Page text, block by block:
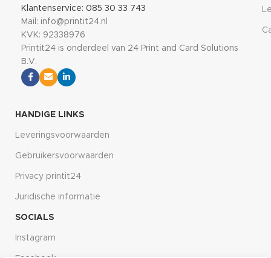
Klantenservice: 085 30 33 743
Mail: info@printit24.nl
KVK: 92338976
Printit24 is onderdeel van 24 Print and Card Solutions
B.V.
HANDIGE LINKS
Leveringsvoorwaarden
Gebruikersvoorwaarden
Privacy printit24
Juridische informatie
SOCIALS
Instagram